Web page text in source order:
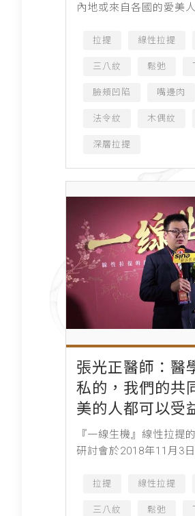
內地或來自各國的愛美
醫師前往接受美麗主播
拉提 線性拉提
三八紋 鬆弛
臉頰凹陷 嘴邊肉
法令紋 木偶紋
深層拉提
張光正醫師：醫
私的，我們的共
美的人都可以受
『一線生機』線性拉提
研討會於2018年11月3
注線雕技術的現狀與發
拉提 線性拉提
三八紋 鬆弛